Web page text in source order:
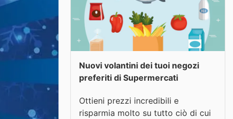
Nuovi volantini dei tuoi negozi
preferiti di Supermercati
Ottieni prezzi incredibili e
risparmia molto su tutto ciò di cui